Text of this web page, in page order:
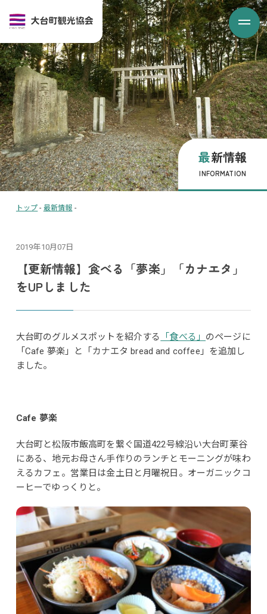
最新情報
INFORMATION
トップ - 最新情報 -
2019年10月07日
【更新情報】食べる「夢楽」「カナエタ」
をUPしました
大台町のグルメスポットを紹介する 「食べる」 のページに
「Cafe 夢楽」と「カナエタ bread and coffee」を追加し
ました。
Cafe 夢楽
大台町と松阪市飯高町を繋ぐ国道422号線沿い大台町栗谷
にある、地元お母さん手作りのランチとモーニングが味わ
えるカフェ。営業日は金土日と月曜祝日。オーガニックコ
ーヒーでゆっくりと。